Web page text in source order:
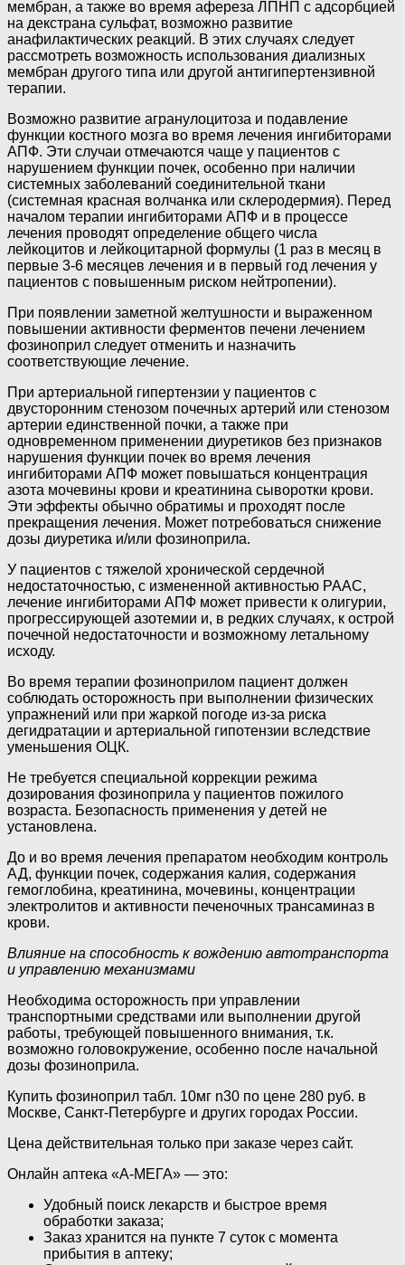
мембран, а также во время афереза ЛПНП с адсорбцией
на декстрана сульфат, возможно развитие
анафилактических реакций. В этих случаях следует
рассмотреть возможность использования диализных
мембран другого типа или другой антигипертензивной
терапии.
Возможно развитие агранулоцитоза и подавление
функции костного мозга во время лечения ингибиторами
АПФ. Эти случаи отмечаются чаще у пациентов с
нарушением функции почек, особенно при наличии
системных заболеваний соединительной ткани
(системная красная волчанка или склеродермия). Перед
началом терапии ингибиторами АПФ и в процессе
лечения проводят определение общего числа
лейкоцитов и лейкоцитарной формулы (1 раз в месяц в
первые 3-6 месяцев лечения и в первый год лечения у
пациентов с повышенным риском нейтропении).
При появлении заметной желтушности и выраженном
повышении активности ферментов печени лечением
фозиноприл следует отменить и назначить
соответствующие лечение.
При артериальной гипертензии у пациентов с
двусторонним стенозом почечных артерий или стенозом
артерии единственной почки, а также при
одновременном применении диуретиков без признаков
нарушения функции почек во время лечения
ингибиторами АПФ может повышаться концентрация
азота мочевины крови и креатинина сыворотки крови.
Эти эффекты обычно обратимы и проходят после
прекращения лечения. Может потребоваться снижение
дозы диуретика и/или фозиноприла.
У пациентов с тяжелой хронической сердечной
недостаточностью, с измененной активностью РААС,
лечение ингибиторами АПФ может привести к олигурии,
прогрессирующей азотемии и, в редких случаях, к острой
почечной недостаточности и возможному летальному
исходу.
Во время терапии фозиноприлом пациент должен
соблюдать осторожность при выполнении физических
упражнений или при жаркой погоде из-за риска
дегидратации и артериальной гипотензии вследствие
уменьшения ОЦК.
Не требуется специальной коррекции режима
дозирования фозиноприла у пациентов пожилого
возраста. Безопасность применения у детей не
установлена.
До и во время лечения препаратом необходим контроль
АД, функции почек, содержания калия, содержания
гемоглобина, креатинина, мочевины, концентрации
электролитов и активности печеночных трансаминаз в
крови.
Влияние на способность к вождению автотранспорта
и управлению механизмами
Необходима осторожность при управлении
транспортными средствами или выполнении другой
работы, требующей повышенного внимания, т.к.
возможно головокружение, особенно после начальной
дозы фозиноприла.
Купить фозиноприл табл. 10мг n30 по цене 280 руб. в
Москве, Санкт-Петербурге и других городах России.
Цена действительная только при заказе через сайт.
Онлайн аптека «А-МЕГА» — это:
Удобный поиск лекарств и быстрое время
обработки заказа;
Заказ хранится на пункте 7 суток с момента
прибытия в аптеку;